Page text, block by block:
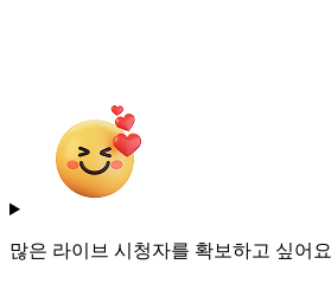
많은 라이브 시청자를 확보하고 싶어요